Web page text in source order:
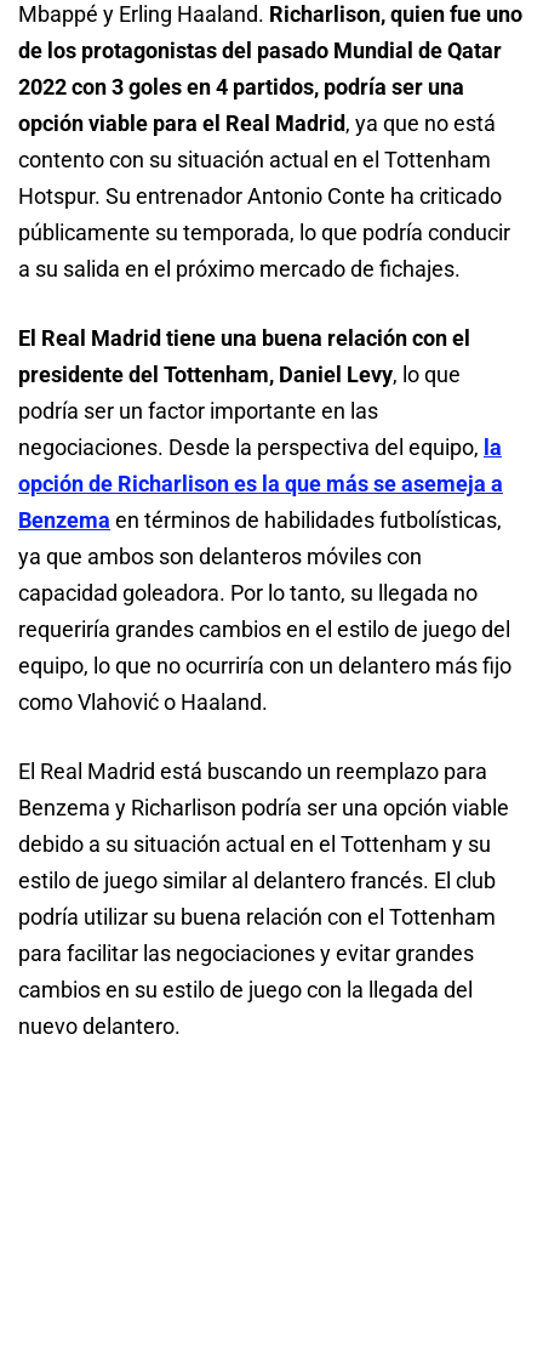
Mbappé y Erling Haaland. Richarlison, quien fue uno
de los protagonistas del pasado Mundial de Qatar
2022 con 3 goles en 4 partidos, podría ser una
opción viable para el Real Madrid, ya que no está
contento con su situación actual en el Tottenham
Hotspur. Su entrenador Antonio Conte ha criticado
públicamente su temporada, lo que podría conducir
a su salida en el próximo mercado de fichajes.
El Real Madrid tiene una buena relación con el
presidente del Tottenham, Daniel Levy, lo que
podría ser un factor importante en las
negociaciones. Desde la perspectiva del equipo, la
opción de Richarlison es la que más se asemeja a
Benzema en términos de habilidades futbolísticas,
ya que ambos son delanteros móviles con
capacidad goleadora. Por lo tanto, su llegada no
requeriría grandes cambios en el estilo de juego del
equipo, lo que no ocurriría con un delantero más fijo
como Vlahović o Haaland.
El Real Madrid está buscando un reemplazo para
Benzema y Richarlison podría ser una opción viable
debido a su situación actual en el Tottenham y su
estilo de juego similar al delantero francés. El club
podría utilizar su buena relación con el Tottenham
para facilitar las negociaciones y evitar grandes
cambios en su estilo de juego con la llegada del
nuevo delantero.